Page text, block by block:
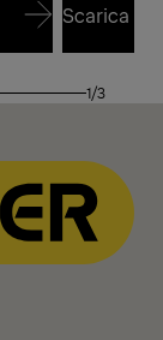
Scarica
Scarica
1/3